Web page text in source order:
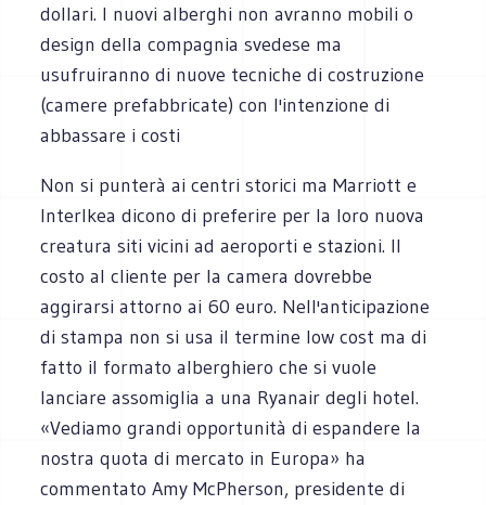
dollari. I nuovi alberghi non avranno mobili o
design della compagnia svedese ma
usufruiranno di nuove tecniche di costruzione
(camere prefabbricate) con l'intenzione di
abbassare i costi
Non si punterà ai centri storici ma Marriott e
InterIkea dicono di preferire per la loro nuova
creatura siti vicini ad aeroporti e stazioni. Il
costo al cliente per la camera dovrebbe
aggirarsi attorno ai 60 euro. Nell'anticipazione
di stampa non si usa il termine low cost ma di
fatto il formato alberghiero che si vuole
lanciare assomiglia a una Ryanair degli hotel.
«Vediamo grandi opportunità di espandere la
nostra quota di mercato in Europa» ha
commentato Amy McPherson, presidente di